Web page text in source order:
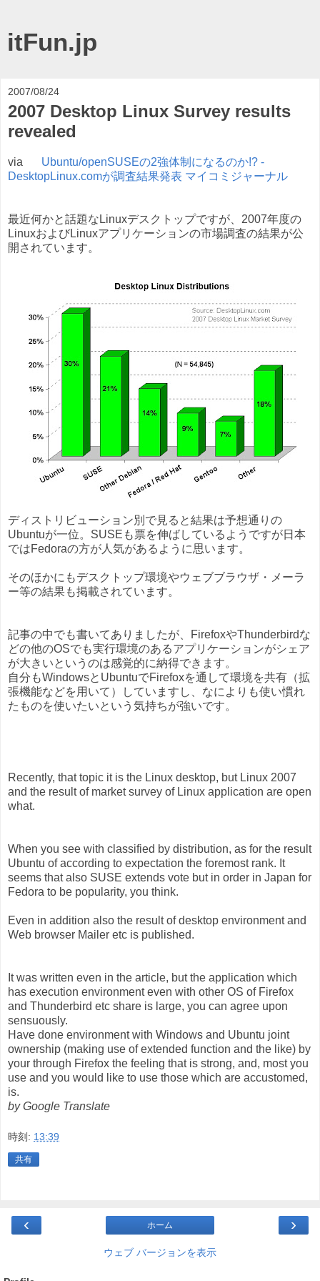
itFun.jp
2007/08/24
2007 Desktop Linux Survey results
revealed
via
Ubuntu/openSUSEの2強体制になるのか!? -
DesktopLinux.comが調査結果発表 マイコミジャーナル
最近何かと話題なLinuxデスクトップですが、2007年度の
LinuxおよびLinuxアプリケーションの市場調査の結果が公
開されています。
ディストリビューション別で見ると結果は予想通りの
Ubuntuが一位。SUSEも票を伸ばしているようですが日本
ではFedoraの方が人気があるように思います。
そのほかにもデスクトップ環境やウェブブラウザ・メーラ
ー等の結果も掲載されています。
記事の中でも書いてありましたが、FirefoxやThunderbirdな
どの他のOSでも実行環境のあるアプリケーションがシェア
が大きいというのは感覚的に納得できます。
自分もWindowsとUbuntuでFirefoxを通して環境を共有（拡
張機能などを用いて）していますし、なによりも使い慣れ
たものを使いたいという気持ちが強いです。
Recently, that topic it is the Linux desktop, but Linux 2007
and the result of market survey of Linux application are open
what.
When you see with classified by distribution, as for the result
Ubuntu of according to expectation the foremost rank. It
seems that also SUSE extends vote but in order in Japan for
Fedora to be popularity, you think.
Even in addition also the result of desktop environment and
Web browser Mailer etc is published.
It was written even in the article, but the application which
has execution environment even with other OS of Firefox
and Thunderbird etc share is large, you can agree upon
sensuously.
Have done environment with Windows and Ubuntu joint
ownership (making use of extended function and the like) by
your through Firefox the feeling that is strong, and, most you
use and you would like to use those which are accustomed,
is.
by Google Translate
時刻: 13:39
共有
‹ ›
ホーム
ウェブ バージョンを表示